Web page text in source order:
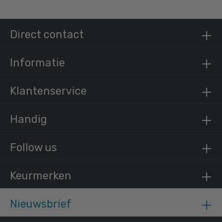
Steigerbuis staal 21,3 mm
€ 5,14 incl. BTW
Nieuwsbrief
Follow us
Keurmerken
Direct contact
Informatie
Klantenservice
Handig